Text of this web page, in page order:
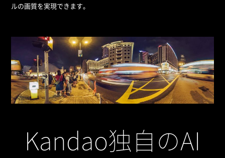
ルの画質を実現できます。
Kandao独自のAI